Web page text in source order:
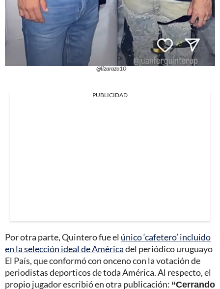
@lizarazo10
PUBLICIDAD
Por otra parte, Quintero fue el único ‘cafetero’ incluido
en la selección ideal de Américadel periódico uruguayo
El País, que conformó con onceno con la votación de
periodistas deporticos de toda América. Al respecto, el
propio jugador escribió en otra publicación: “Cerrando